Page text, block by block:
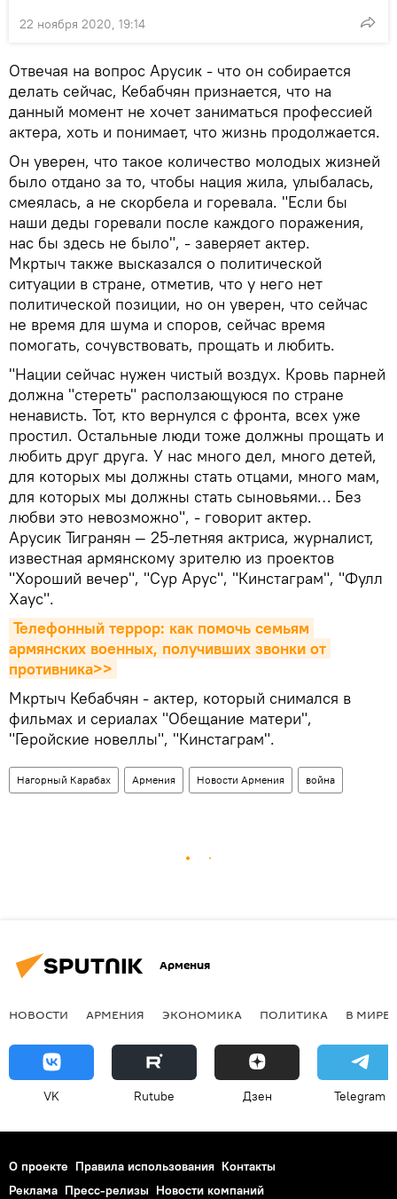
22 ноября 2020, 19:14
Отвечая на вопрос Арусик - что он собирается
делать сейчас, Кебабчян признается, что на
данный момент не хочет заниматься профессией
актера, хоть и понимает, что жизнь продолжается.
Он уверен, что такое количество молодых жизней
было отдано за то, чтобы нация жила, улыбалась,
смеялась, а не скорбела и горевала. "Если бы
наши деды горевали после каждого поражения,
нас бы здесь не было", - заверяет актер.
Мкртыч также высказался о политической
ситуации в стране, отметив, что у него нет
политической позиции, но он уверен, что сейчас
не время для шума и споров, сейчас время
помогать, сочувствовать, прощать и любить.
"Нации сейчас нужен чистый воздух. Кровь парней
должна "стереть" расползающуюся по стране
ненависть. Тот, кто вернулся с фронта, всех уже
простил. Остальные люди тоже должны прощать и
любить друг друга. У нас много дел, много детей,
для которых мы должны стать отцами, много мам,
для которых мы должны стать сыновьями… Без
любви это невозможно", - говорит актер.
Арусик Тигранян — 25-летняя актриса, журналист,
известная армянскому зрителю из проектов
"Хороший вечер", "Сур Арус", "Кинстаграм", "Фулл
Хаус".
Телефонный террор: как помочь семьям
армянских военных, получивших звонки от
противника>>
Мкртыч Кебабчян - актер, который снимался в
фильмах и сериалах "Обещание матери",
"Геройские новеллы", "Кинстаграм".
Нагорный Карабах Армения Новости Армения война
Армения
НОВОСТИ АРМЕНИЯ ЭКОНОМИКА ПОЛИТИКА В МИРЕ
VK Rutube Дзен Telegram
О проекте Правила использования Контакты
Реклама Пресс-релизы Новости компаний